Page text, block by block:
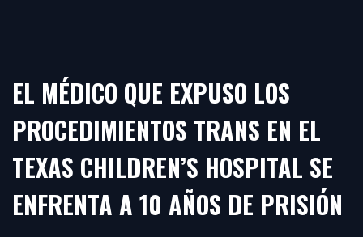
EL MÉDICO QUE EXPUSO LOS
PROCEDIMIENTOS TRANS EN EL
TEXAS CHILDREN’S HOSPITAL SE
ENFRENTA A 10 AÑOS DE PRISIÓN